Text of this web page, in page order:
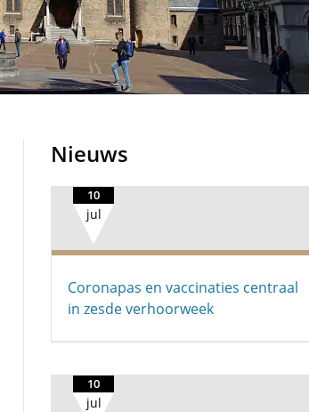
Nieuws
10
jul
Coronapas en vaccinaties centraal
in zesde verhoorweek
10
jul